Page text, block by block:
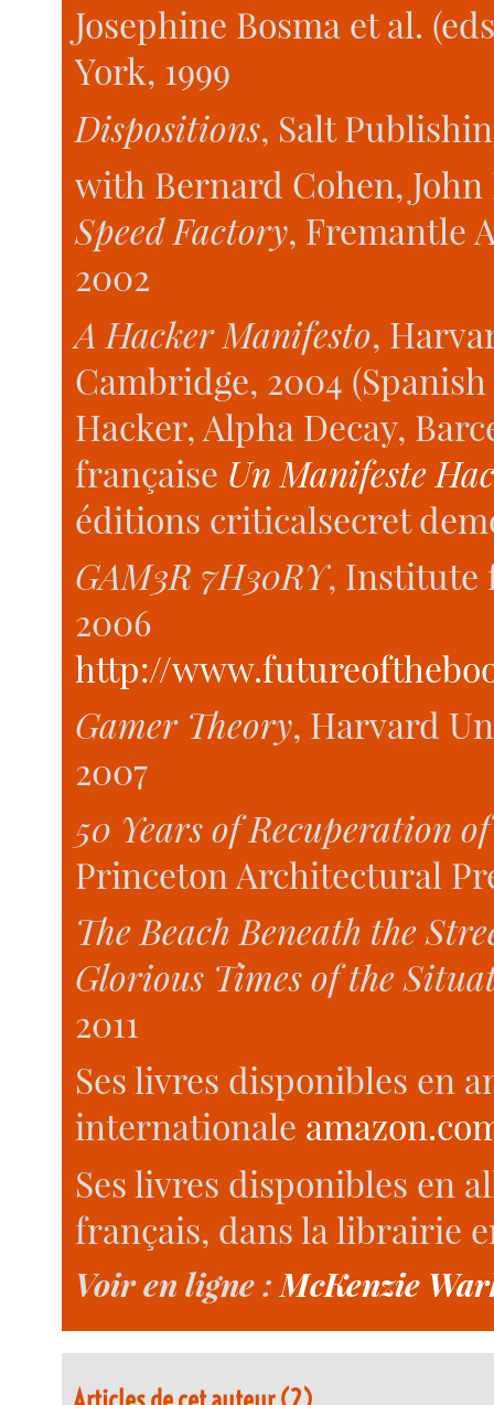
Josephine Bosma et al.
York, 1999
Dispositions, Salt
with Bernard Cohen,
Speed Factory, Fremantle
2002
A Hacker Manifesto,
Cambridge, 2004
Hacker, Alpha Decay,
française Un Manifeste
éditions criticalsecret
GAM3R 7H30RY, Institute
2006
http://
Gamer Theory, Harvard
2007
50 Years of Recuperation
Princeton Architectural
The Beach Beneath the
Glorious Times of the
2011
Ses livres disponibles en
internationale
Ses livres disponibles en
français, dans la librairie
Voir en ligne : McKenzie